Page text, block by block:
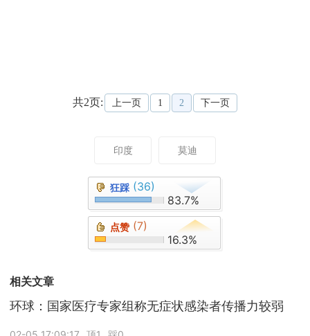
共2页: 上一页 1 2 下一页
印度 莫迪
狂踩 (36)
83.7%
点赞 (7)
16.3%
相关文章
环球：国家医疗专家组称无症状感染者传播力较弱